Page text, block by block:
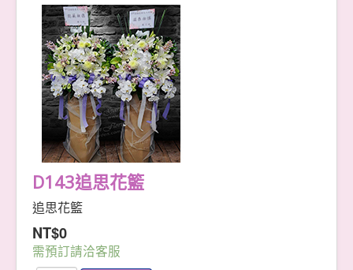
胸花腕花
永生花系
包月設計
藝術花籃
喜慶花籃
追思花籃
大型花籃
典雅蘭花
喜慶蘭花
桌上型
落地型
追思蘭花
單品蘭花
綠色植栽
多肉植物
D143追思花籃
追思花籃
NT$0
需預訂請洽客服